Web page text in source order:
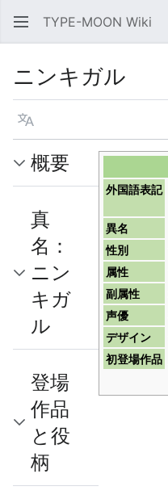
TYPE-MOON Wiki
ニンキガル
言語
外国語表記
異名
性別
属性
副属性
声優
デザイン
初登場作品
概要
真
名：
ニン
キガ
ル
登場
作品
と役
柄